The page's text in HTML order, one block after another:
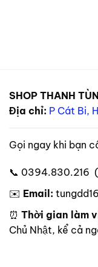
SHOP THANH
Địa chỉ: P Cát Bi,
Gọi ngay khi bạn
📞 0394.830.216
✉️ Email:
⏰ Thời gian làm
Chủ Nhật, kể cả